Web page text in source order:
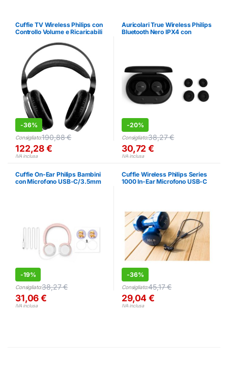
Cuffie TV Wireless Philips con
Controllo Volume e Ricaricabili
-36%
Consigliato:190,88€
122,28€
IVA inclusa
Auricolari True Wireless Philips
Bluetooth Nero IPX4 con
-20%
Consigliato:38,27€
30,72€
IVA inclusa
Cuffie On-Ear Philips Bambini
con Microfono USB-C/3.5mm
-19%
Consigliato:38,27€
31,06€
IVA inclusa
Cuffie Wireless Philips Series
1000 In-Ear Microfono USB-C
-36%
Consigliato:45,17€
29,04€
IVA inclusa